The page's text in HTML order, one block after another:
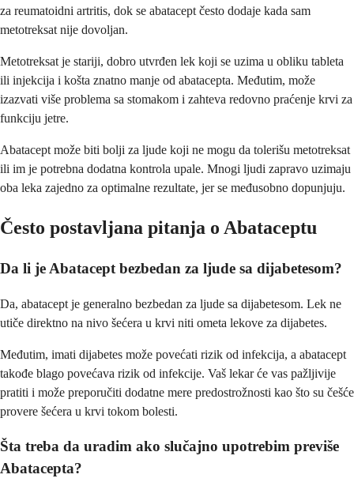
za reumatoidni artritis, dok se abatacept često dodaje kada sam
metotreksat nije dovoljan.
Metotreksat je stariji, dobro utvrđen lek koji se uzima u obliku tableta
ili injekcija i košta znatno manje od abatacepta. Međutim, može
izazvati više problema sa stomakom i zahteva redovno praćenje krvi za
funkciju jetre.
Abatacept može biti bolji za ljude koji ne mogu da tolerišu metotreksat
ili im je potrebna dodatna kontrola upale. Mnogi ljudi zapravo uzimaju
oba leka zajedno za optimalne rezultate, jer se međusobno dopunjuju.
Često postavljana pitanja o Abataceptu
Da li je Abatacept bezbedan za ljude sa dijabetesom?
Da, abatacept je generalno bezbedan za ljude sa dijabetesom. Lek ne
utiče direktno na nivo šećera u krvi niti ometa lekove za dijabetes.
Međutim, imati dijabetes može povećati rizik od infekcija, a abatacept
takođe blago povećava rizik od infekcije. Vaš lekar će vas pažljivije
pratiti i može preporučiti dodatne mere predostrožnosti kao što su češće
provere šećera u krvi tokom bolesti.
Šta treba da uradim ako slučajno upotrebim previše
Abatacepta?